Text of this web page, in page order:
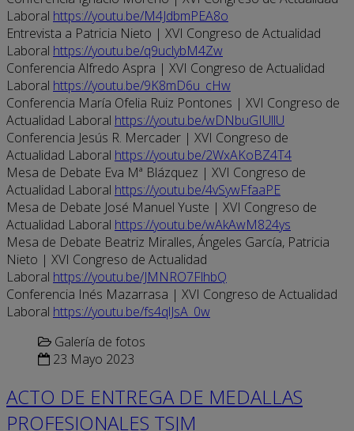
Laboral https://youtu.be/M4JdbmPEA8o
Entrevista a Patricia Nieto | XVI Congreso de Actualidad
Laboral https://youtu.be/q9uclybM4Zw
Conferencia Alfredo Aspra | XVI Congreso de Actualidad
Laboral https://youtu.be/9K8mD6u_cHw
Conferencia María Ofelia Ruiz Pontones | XVI Congreso de
Actualidad Laboral https://youtu.be/wDNbuGIUllU
Conferencia Jesús R. Mercader | XVI Congreso de
Actualidad Laboral https://youtu.be/2WxAKoBZ4T4
Mesa de Debate Eva Mª Blázquez | XVI Congreso de
Actualidad Laboral https://youtu.be/4vSywFfaaPE
Mesa de Debate José Manuel Yuste | XVI Congreso de
Actualidad Laboral https://youtu.be/wAkAwM824ys
Mesa de Debate Beatriz Miralles, Ángeles García, Patricia
Nieto | XVI Congreso de Actualidad
Laboral https://youtu.be/JMNRO7FlhbQ
Conferencia Inés Mazarrasa | XVI Congreso de Actualidad
Laboral https://youtu.be/fs4qlJsA_0w
Galería de fotos
23 Mayo 2023
ACTO DE ENTREGA DE MEDALLAS
PROFESIONALES TSJM